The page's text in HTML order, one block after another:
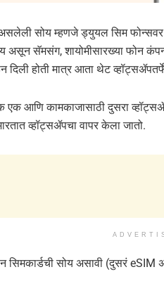
असलेली सोय म्हणजे ड्युयल सिम
असून सॅमसंग, शायोमीसारख्या फोन
दिली होती मात्र आता थेट
एक आणि कामकाजासाठी दुसरा
व्हॉट्सॲपचा वापर केला जातो.
सिमकार्डची सोय असावी (दुसरं